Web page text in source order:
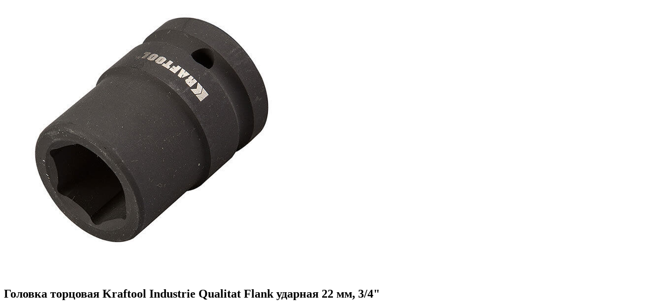
Головка торцовая Kraftool Industrie Qualitat Flank ударная 22 мм, 3/4"